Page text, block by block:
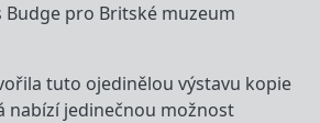
Budge pro Britské muzeum
tuto ojedinělou výstavu kopie
nabízí jedinečnou možnost